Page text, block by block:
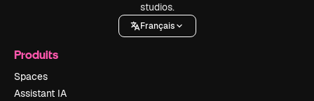
studios.
Français
Produits
Spaces
Assistant IA